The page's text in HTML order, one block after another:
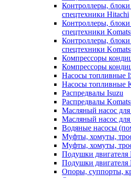
Контроллеры,
спецтехники Hitachi
Контроллеры,
спецтехники
Контроллеры,
спецтехники
Компрессоры
Компрессоры
Насосы топливные
Насосы топливные
Распредвалы Isuzu
Распредвалы
Масляный насос
Масляный насос
Водяные насосы
Муфты, хомуты,
Муфты, хомуты,
Подушки двигателя
Подушки двигателя
Опоры, суппорты,